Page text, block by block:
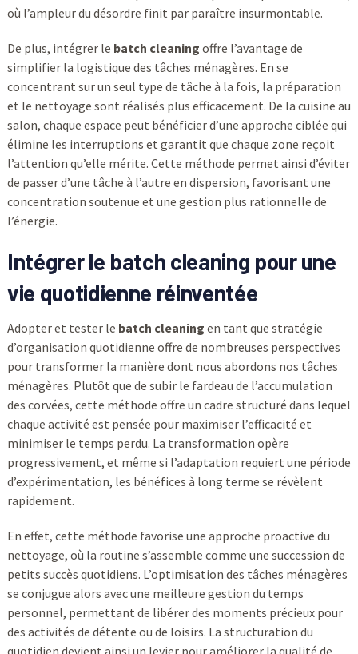
où l’ampleur du désordre finit par paraître insurmontable.
De plus, intégrer le batch cleaning offre l’avantage de
simplifier la logistique des tâches ménagères. En se
concentrant sur un seul type de tâche à la fois, la préparation
et le nettoyage sont réalisés plus efficacement. De la cuisine au
salon, chaque espace peut bénéficier d’une approche ciblée qui
élimine les interruptions et garantit que chaque zone reçoit
l’attention qu’elle mérite. Cette méthode permet ainsi d’éviter
de passer d’une tâche à l’autre en dispersion, favorisant une
concentration soutenue et une gestion plus rationnelle de
l’énergie.
Intégrer le batch cleaning pour une
vie quotidienne réinventée
Adopter et tester le batch cleaning en tant que stratégie
d’organisation quotidienne offre de nombreuses perspectives
pour transformer la manière dont nous abordons nos tâches
ménagères. Plutôt que de subir le fardeau de l’accumulation
des corvées, cette méthode offre un cadre structuré dans lequel
chaque activité est pensée pour maximiser l’efficacité et
minimiser le temps perdu. La transformation opère
progressivement, et même si l’adaptation requiert une période
d’expérimentation, les bénéfices à long terme se révèlent
rapidement.
En effet, cette méthode favorise une approche proactive du
nettoyage, où la routine s’assemble comme une succession de
petits succès quotidiens. L’optimisation des tâches ménagères
se conjugue alors avec une meilleure gestion du temps
personnel, permettant de libérer des moments précieux pour
des activités de détente ou de loisirs. La structuration du